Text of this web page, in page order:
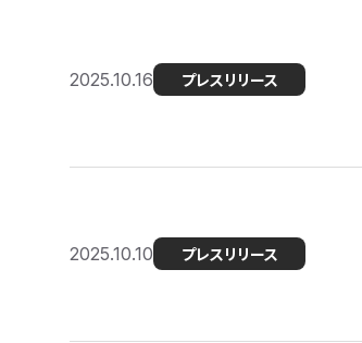
2025.10.16 プレスリリース
2025.10.10 プレスリリース